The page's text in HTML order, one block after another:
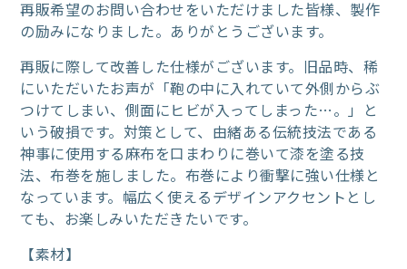
再販希望のお問い合わせをいただけました皆様、製作
の励みになりました。ありがとうございます。
再販に際して改善した仕様がございます。旧品時、稀
にいただいたお声が「鞄の中に入れていて外側からぶ
つけてしまい、側面にヒビが入ってしまった…。」と
いう破損です。対策として、由緒ある伝統技法である
神事に使用する麻布を口まわりに巻いて漆を塗る技
法、布巻を施しました。布巻により衝撃に強い仕様と
なっています。幅広く使えるデザインアクセントとし
ても、お楽しみいただきたいです。
【素材】